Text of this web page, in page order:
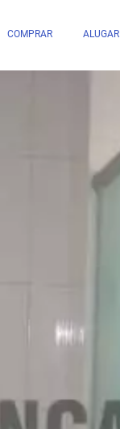
COMPRAR ALUGAR